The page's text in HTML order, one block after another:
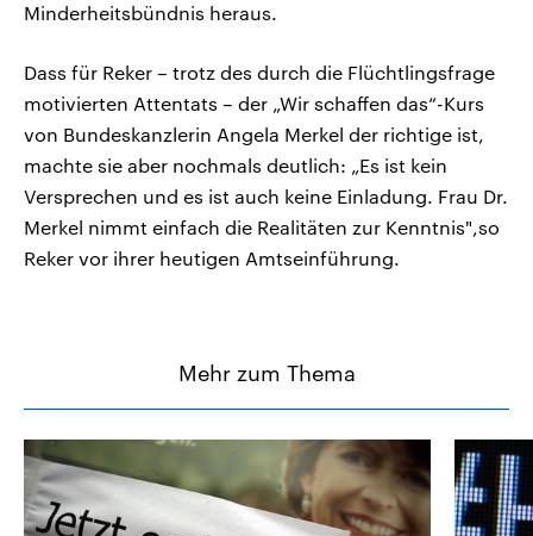
Minderheitsbündnis heraus.
Dass für Reker – trotz des durch die Flüchtlingsfrage
motivierten Attentats – der „Wir schaffen das“-Kurs
von Bundeskanzlerin Angela Merkel der richtige ist,
machte sie aber nochmals deutlich: „Es ist kein
Versprechen und es ist auch keine Einladung. Frau Dr.
Merkel nimmt einfach die Realitäten zur Kenntnis",so
Reker vor ihrer heutigen Amtseinführung.
Mehr zum Thema